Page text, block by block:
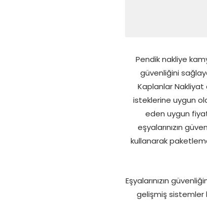
Pendik nakliye
güvenliğini
Kaplanlar Nakliyat
isteklerine uygun
eden uygun
eşyalarınızın
kullanarak
Eşyalarınızın
gelişmiş sistemler